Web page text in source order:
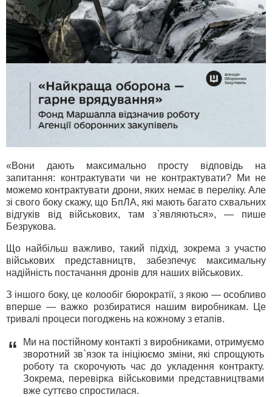
«Вони дають максимально просту відповідь на
запитання: контрактувати чи не контрактувати? Ми не
можемо контрактувати дрони, яких немає в переліку. Але
зі свого боку скажу, що БпЛА, які мають багато схвальних
відгуків від військових, там з`являються», — пише
Безрукова.
Що найбільш важливо, такий підхід, зокрема з участю
військових представництв, забезпечує максимальну
надійність постачання дронів для наших військових.
З іншого боку, це колообіг бюрократії, з якою — особливо
вперше — важко розбиратися нашим виробникам. Це
тривалі процеси погоджень на кожному з етапів.
“
Ми на постійному контакті з виробниками, отримуємо
зворотний зв`язок та ініціюємо зміни, які спрощують
роботу та скорочують час до укладення контракту.
Зокрема, перевірка військовими представництвами
вже суттєво спростилася.